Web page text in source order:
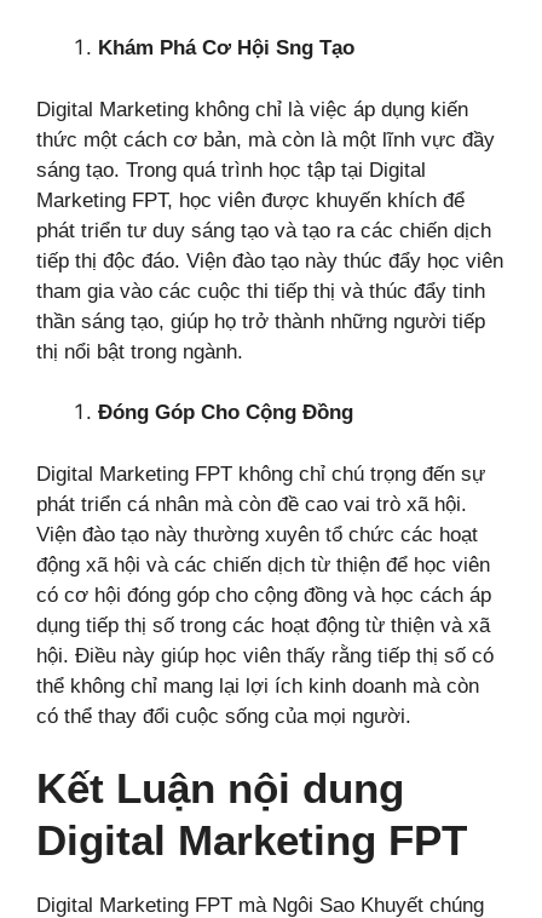
Khám Phá Cơ Hội Sng Tạo
Digital Marketing không chỉ là việc áp dụng kiến
thức một cách cơ bản, mà còn là một lĩnh vực đầy
sáng tạo. Trong quá trình học tập tại Digital
Marketing FPT, học viên được khuyến khích để
phát triển tư duy sáng tạo và tạo ra các chiến dịch
tiếp thị độc đáo. Viện đào tạo này thúc đẩy học viên
tham gia vào các cuộc thi tiếp thị và thúc đẩy tinh
thần sáng tạo, giúp họ trở thành những người tiếp
thị nổi bật trong ngành.
Đóng Góp Cho Cộng Đồng
Digital Marketing FPT không chỉ chú trọng đến sự
phát triển cá nhân mà còn đề cao vai trò xã hội.
Viện đào tạo này thường xuyên tổ chức các hoạt
động xã hội và các chiến dịch từ thiện để học viên
có cơ hội đóng góp cho cộng đồng và học cách áp
dụng tiếp thị số trong các hoạt động từ thiện và xã
hội. Điều này giúp học viên thấy rằng tiếp thị số có
thể không chỉ mang lại lợi ích kinh doanh mà còn
có thể thay đổi cuộc sống của mọi người.
Kết Luận nội dung
Digital Marketing FPT
Digital Marketing FPT mà Ngôi Sao Khuyết chúng